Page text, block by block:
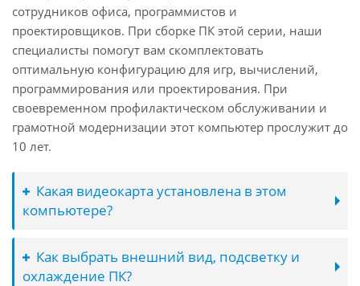
сотрудников офиса, программистов и
проектировщиков. При сборке ПК этой серии, наши
специалисты помогут вам скомплектовать
оптимальную конфигурацию для игр, вычислений,
программирования или проектирования. При
своевременном профилактическом обслуживании и
грамотной модернизации этот компьютер прослужит до
10 лет.
Какая видеокарта установлена в этом
компьютере?
Как выбрать внешний вид, подсветку и
охлаждение ПК?